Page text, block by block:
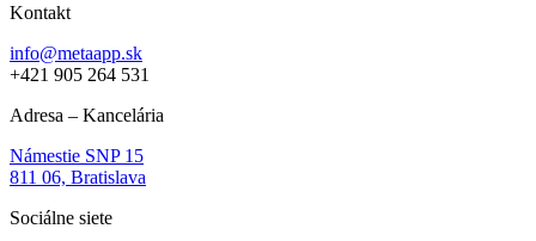
Kontakt
info@metaapp.sk
+421 905 264 531
Adresa – Kancelária
Námestie SNP 15
811 06, Bratislava
Sociálne siete